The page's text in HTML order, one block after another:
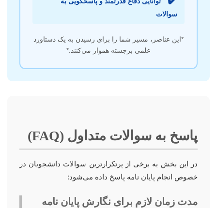
سوالات
*این عناصر، مسیر شما را برای رسیدن به یک دستاورد
علمی برجسته هموار می‌کنند.*
پاسخ به سوالات متداول (FAQ)
در این بخش به برخی از پرتکرارترین سوالات دانشجویان در
خصوص انجام پایان نامه پاسخ داده می‌شود:
مدت زمان لازم برای نگارش پایان نامه